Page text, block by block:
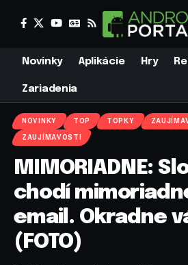
Novinky Aplikácie Hry
Zariadenia
NOVINKY TOP TOPKY
ZAUJÍMAVOSTI
MIMORIADNE:
chodí
email. Okradne
(FOTO)